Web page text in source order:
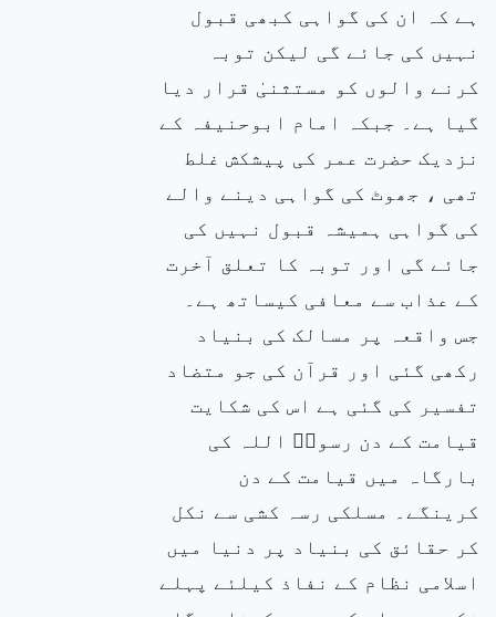
ہے کہ ان کی گواہی کبھی قبول
نہیں کی جائے گی لیکن توبہ
کرنے والوں کو مستثنیٰ قرار دیا
گیا ہے۔ جبکہ امام ابوحنیفہ کے
نزدیک حضرت عمر کی پیشکش غلط
تھی ، جھوٹ کی گواہی دینے والے
کی گواہی ہمیشہ قبول نہیں کی
جائے گی اور توبہ کا تعلق آخرت
کے عذاب سے معافی کیساتھ ہے۔
جس واقعہ پر مسالک کی بنیاد
رکھی گئی اور قرآن کی جو متضاد
تفسیر کی گئی ہے اس کی شکایت
قیامت کے دن رسولۖ اللہ کی
بارگاہ میں قیامت کے دن
کرینگے۔ مسلکی رسہ کشی سے نکل
کر حقائق کی بنیاد پر دنیا میں
اسلامی نظام کے نفاذ کیلئے پہلے